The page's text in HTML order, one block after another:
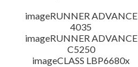
imageRUNNER ADVANCE
4035
imageRUNNER ADVANCE
C5250
imageCLASS LBP6680x